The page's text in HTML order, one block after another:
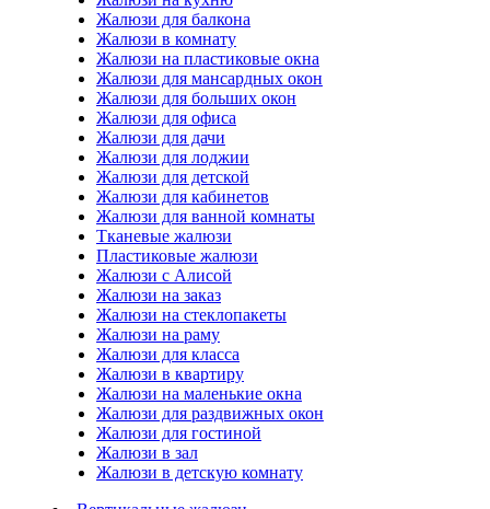
Жалюзи для балкона
Жалюзи в комнату
Жалюзи на пластиковые окна
Жалюзи для мансардных окон
Жалюзи для больших окон
Жалюзи для офиса
Жалюзи для дачи
Жалюзи для лоджии
Жалюзи для детской
Жалюзи для кабинетов
Жалюзи для ванной комнаты
Тканевые жалюзи
Пластиковые жалюзи
Жалюзи с Алисой
Жалюзи на заказ
Жалюзи на стеклопакеты
Жалюзи на раму
Жалюзи для класса
Жалюзи в квартиру
Жалюзи на маленькие окна
Жалюзи для раздвижных окон
Жалюзи для гостиной
Жалюзи в зал
Жалюзи в детскую комнату